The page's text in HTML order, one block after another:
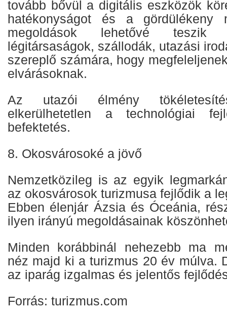
tovább bővül a digitális eszközök
hatékonyságot és a gördülékeny
megoldások lehetővé teszik
légitársaságok, szállodák, utazási
szereplő számára, hogy
elvárásoknak.
Az utazói élmény
elkerülhetetlen a technológiai
befektetés.
8. Okosvárosoké a jövő
Nemzetközileg is az egyik
az okosvárosok turizmusa fejlődik a
Ebben élenjár Ázsia és Óceánia,
ilyen irányú megoldásainak
Minden korábbinál nehezebb ma
néz majd ki a turizmus 20 év múlva.
az iparág izgalmas és jelentős
Forrás: turizmus.com